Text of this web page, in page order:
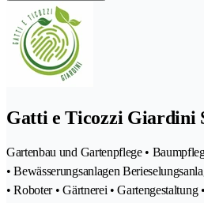
Gatti e Ticozzi Giardini
Gartenbau und Gartenpflege •
• Bewässerungsanlagen
• Roboter • Gärtnerei • Gartengestaltung